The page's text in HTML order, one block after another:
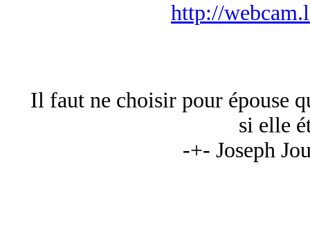
http://
Il faut ne choisir pour épouse
si elle
-+- Joseph